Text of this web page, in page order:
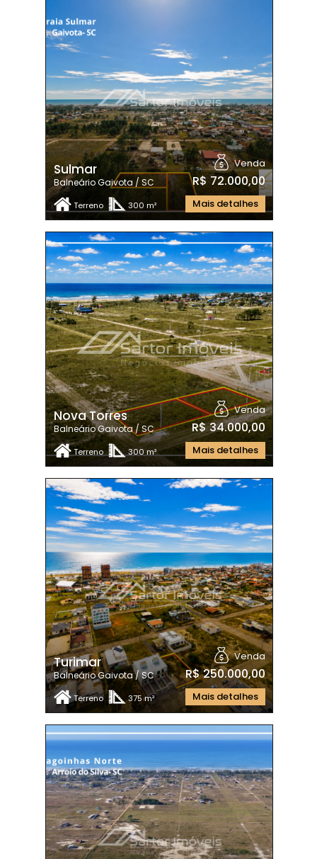
Sulmar
Balneário Gaivota / SC
Terreno 300 m²
Venda
R$ 72.000,00
Mais detalhes
Nova Torres
Balneário Gaivota / SC
Terreno 300 m²
Venda
R$ 34.000,00
Mais detalhes
Turimar
Balneário Gaivota / SC
Terreno 375 m²
Venda
R$ 250.000,00
Mais detalhes